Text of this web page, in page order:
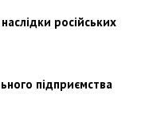
російських
підприємства